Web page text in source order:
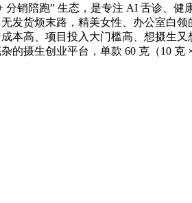
分销陪跑” 生态，是专注 AI 舌诊、
发货烦末路，精美女性、办公室白
本高、项目投入大门槛高、想摄生
的摄生创业平台，单款 60 克（10